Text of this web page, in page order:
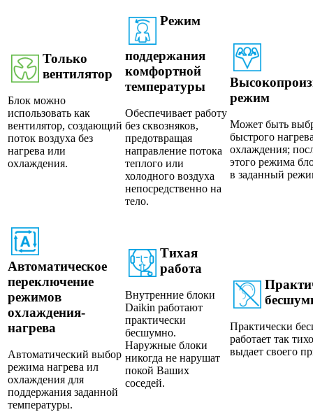
Только
вентилятор
Блок можно
использовать как
вентилятор, создающий
поток воздуха без
нагрева или
охлаждения.
Режим
поддержания
комфортной
температуры
Обеспечивает работу
без сквозняков,
предотвращая
направление потока
теплого или
холодного воздуха
непосредственно на
тело.
режим
Может быть
быстрого
охлаждения;
этого режима
в заданный
Автоматическое
переключение
режимов
охлаждения-
нагрева
Автоматический выбор
режима нагрева ил
охлаждения для
поддержания заданной
температуры.
Тихая
работа
Внутренние блоки
Daikin работают
практически
бесшумно.
Наружные блоки
никогда не нарушат
покой Ваших
соседей.
Практически
работает так
выдает своего